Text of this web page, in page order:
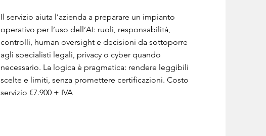
Il servizio aiuta l’azienda a preparare un impianto
operativo per l’uso dell’AI: ruoli, responsabilità,
controlli, human oversight e decisioni da sottoporre
agli specialisti legali, privacy o cyber quando
necessario. La logica è pragmatica: rendere leggibili
scelte e limiti, senza promettere certificazioni. Costo
servizio €7.900 + IVA